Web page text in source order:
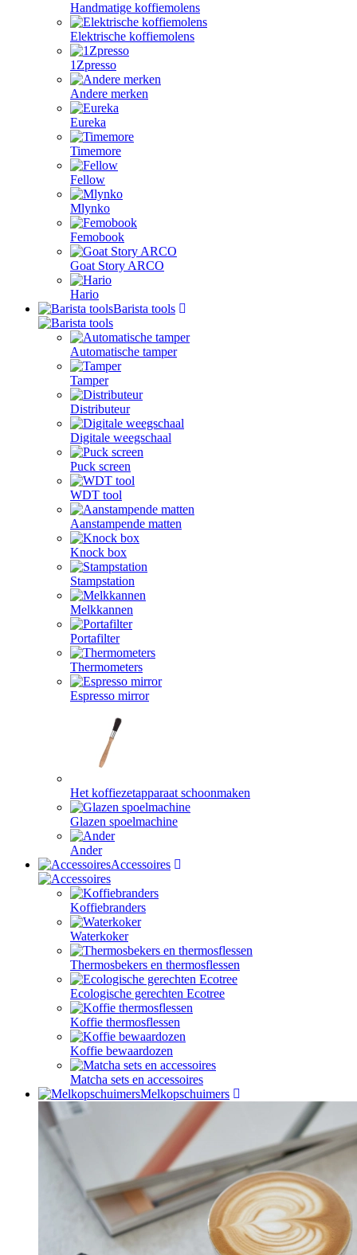
Handmatige koffiemolens
Elektrische koffiemolens
1Zpresso
Andere merken
Eureka
Timemore
Fellow
Mlynko
Femobook
Goat Story ARCO
Hario
Barista tools
Automatische tamper
Tamper
Distributeur
Digitale weegschaal
Puck screen
WDT tool
Aanstampende matten
Knock box
Stampstation
Melkkannen
Portafilter
Thermometers
Espresso mirror
Het koffiezetapparaat schoonmaken
Glazen spoelmachine
Ander
Accessoires
Koffiebranders
Waterkoker
Thermosbekers en thermosflessen
Ecologische gerechten Ecotree
Koffie thermosflessen
Koffie bewaardozen
Matcha sets en accessoires
Melkopschuimers